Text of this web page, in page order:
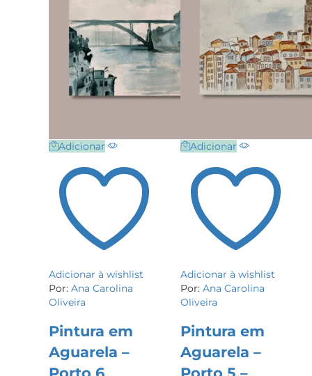
Adicionar
Adicionar à wishlist
Por: Ana Carolina
Oliveira
Pintura em
Aguarela –
Adicionar
Adicionar à wishlist
Por: Ana Carolina
Oliveira
Pintura em
Aguarela –